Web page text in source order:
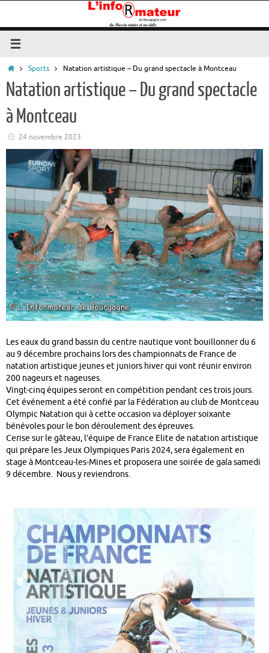
contenu
Accueil
Sports Natation artistique – Du grand spectacle à Montceau
Natation artistique – Du grand spectacle
à Montceau
24 novembre 2023
Les eaux du grand bassin du centre nautique vont bouillonner du 6
au 9 décembre prochains lors des championnats de France de
natation artistique jeunes et juniors hiver qui vont réunir environ
200 nageurs et nageuses.
Vingt-cinq équipes seront en compétition pendant ces trois jours.
Cet événement a été confié par la Fédération au club de Montceau
Olympic Natation qui à cette occasion va déployer soixante
bénévoles pour le bon déroulement des épreuves.
Cerise sur le gâteau, l’équipe de France Elite de natation artistique
qui prépare les Jeux Olympiques Paris 2024, sera également en
stage à Montceau-les-Mines et proposera une soirée de gala samedi
9 décembre. Nous y reviendrons.